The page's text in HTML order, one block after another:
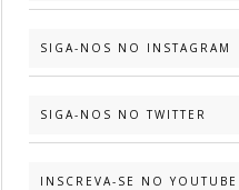
SIGA-NOS NO INSTAGRAM
SIGA-NOS NO TWITTER
INSCREVA-SE NO YOUTUBE